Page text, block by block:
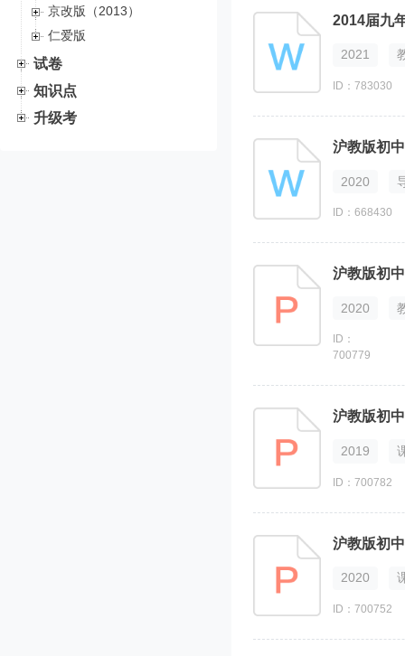
京改版（2013）
仁爱版
试卷
知识点
升级考
2014届九
2021
ID：783030
沪教版初
2020
ID：668430
沪教版初
2020
ID：
700779
沪教版初
2019
ID：700782
沪教版初
2020
ID：700752